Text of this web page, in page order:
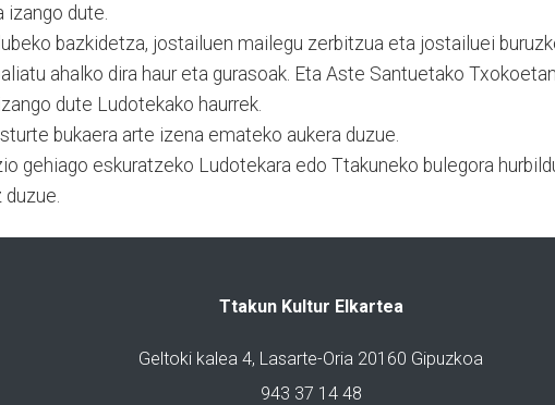
izango dute.
bazkidetza, jostailuen mailegu zerbitzua eta jostailuei
ahalko dira haur eta gurasoak. Eta Aste Santuetako
dute Ludotekako haurrek.
bukaera arte izena emateko aukera duzue.
gehiago eskuratzeko Ludotekara edo Ttakuneko bulegora
Ttakun Kultur Elkartea
Geltoki kalea 4, Lasarte-Oria 20160 Gipuzkoa
943 37 14 48